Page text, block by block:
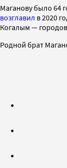
Маганову было 64
возглавил в 2020
Когалым —
Родной брат